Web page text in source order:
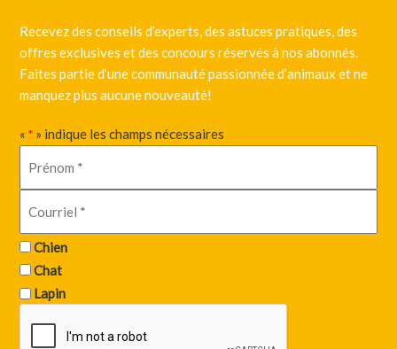
Recevez des conseils d’experts, des astuces pratiques, des
offres exclusives et des concours réservés à nos abonnés.
Faites partie d’une communauté passionnée d’animaux et ne
manquez plus aucune nouveauté!
«* » indique les champs nécessaires
Chien
Chat
Lapin